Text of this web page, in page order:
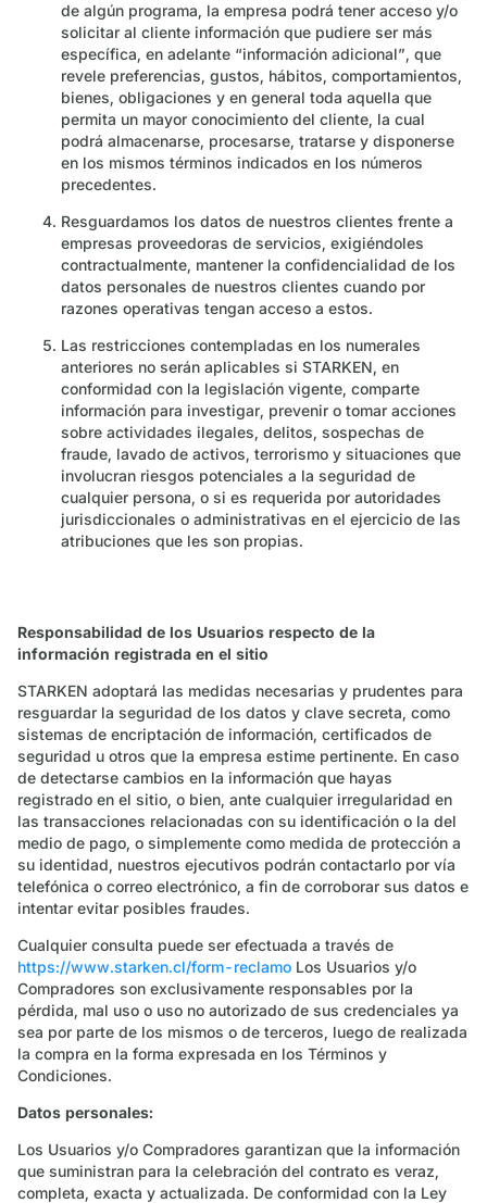
de algún programa, la empresa podrá tener acceso y/o
solicitar al cliente información que pudiere ser más
específica, en adelante “información adicional”, que
revele preferencias, gustos, hábitos, comportamientos,
bienes, obligaciones y en general toda aquella que
permita un mayor conocimiento del cliente, la cual
podrá almacenarse, procesarse, tratarse y disponerse
en los mismos términos indicados en los números
precedentes.
Resguardamos los datos de nuestros clientes frente a
empresas proveedoras de servicios, exigiéndoles
contractualmente, mantener la confidencialidad de los
datos personales de nuestros clientes cuando por
razones operativas tengan acceso a estos.
Las restricciones contempladas en los numerales
anteriores no serán aplicables si STARKEN, en
conformidad con la legislación vigente, comparte
información para investigar, prevenir o tomar acciones
sobre actividades ilegales, delitos, sospechas de
fraude, lavado de activos, terrorismo y situaciones que
involucran riesgos potenciales a la seguridad de
cualquier persona, o si es requerida por autoridades
jurisdiccionales o administrativas en el ejercicio de las
atribuciones que les son propias.
Responsabilidad de los Usuarios respecto de la
información registrada en el sitio
STARKEN adoptará las medidas necesarias y prudentes para
resguardar la seguridad de los datos y clave secreta, como
sistemas de encriptación de información, certificados de
seguridad u otros que la empresa estime pertinente. En caso
de detectarse cambios en la información que hayas
registrado en el sitio, o bien, ante cualquier irregularidad en
las transacciones relacionadas con su identificación o la del
medio de pago, o simplemente como medida de protección a
su identidad, nuestros ejecutivos podrán contactarlo por vía
telefónica o correo electrónico, a fin de corroborar sus datos e
intentar evitar posibles fraudes.
Cualquier consulta puede ser efectuada a través de
https://www.starken.cl/form-reclamo Los Usuarios y/o
Compradores son exclusivamente responsables por la
pérdida, mal uso o uso no autorizado de sus credenciales ya
sea por parte de los mismos o de terceros, luego de realizada
la compra en la forma expresada en los Términos y
Condiciones.
Datos personales:
Los Usuarios y/o Compradores garantizan que la información
que suministran para la celebración del contrato es veraz,
completa, exacta y actualizada. De conformidad con la Ley